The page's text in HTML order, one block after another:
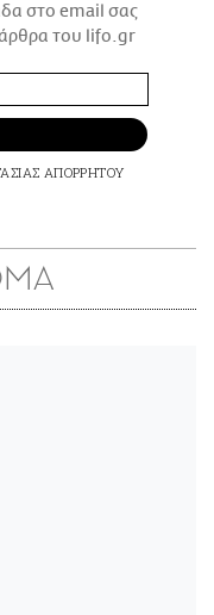
στο email σας
άρθρα του lifo.gr
ΑΠΟΡΡΗΤΟΥ